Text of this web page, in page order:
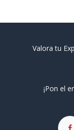
Valora tu
¡Pon el